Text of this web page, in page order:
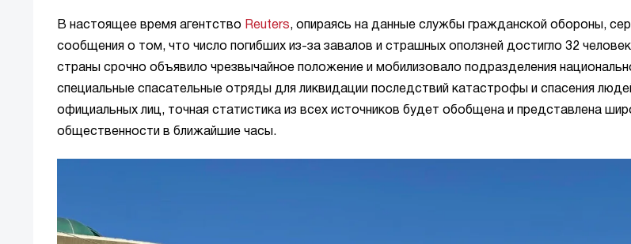
В настоящее время агентство Reuters, опираясь на данные службы гражданской обороны,
сообщения о том, что число погибших из-за завалов и страшных оползней достигло 32
страны срочно объявило чрезвычайное положение и мобилизовало подразделения
специальные спасательные отряды для ликвидации последствий катастрофы и спасения
официальных лиц, точная статистика из всех источников будет обобщена и представлена
общественности в ближайшие часы.